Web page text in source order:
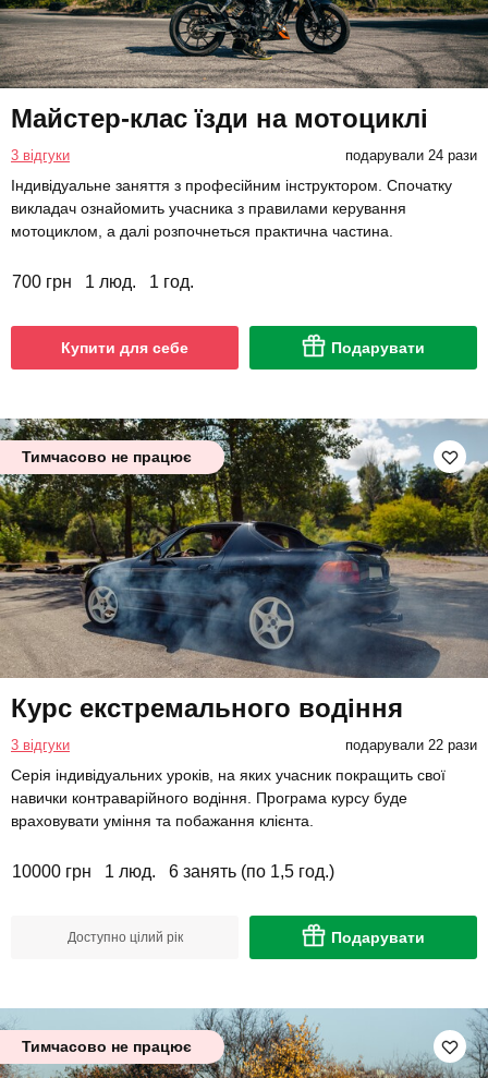
Майстер-клас їзди на мотоциклі
3 відгуки подарували 24 рази
Індивідуальне заняття з професійним інструктором. Спочатку
викладач ознайомить учасника з правилами керування
мотоциклом, а далі розпочнеться практична частина.
700 грн 1 люд. 1 год.
Купити для себе Подарувати
Тимчасово не працює
Курс екстремального водіння
3 відгуки подарували 22 рази
Серія індивідуальних уроків, на яких учасник покращить свої
навички контраварійного водіння. Програма курсу буде
враховувати уміння та побажання клієнта.
10000 грн 1 люд. 6 занять (по 1,5 год.)
Доступно цілий рік Подарувати
Тимчасово не працює